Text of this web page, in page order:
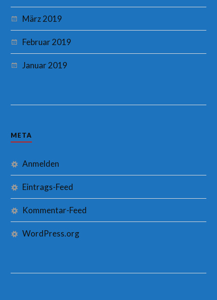
März 2019
Februar 2019
Januar 2019
META
Anmelden
Eintrags-Feed
Kommentar-Feed
WordPress.org